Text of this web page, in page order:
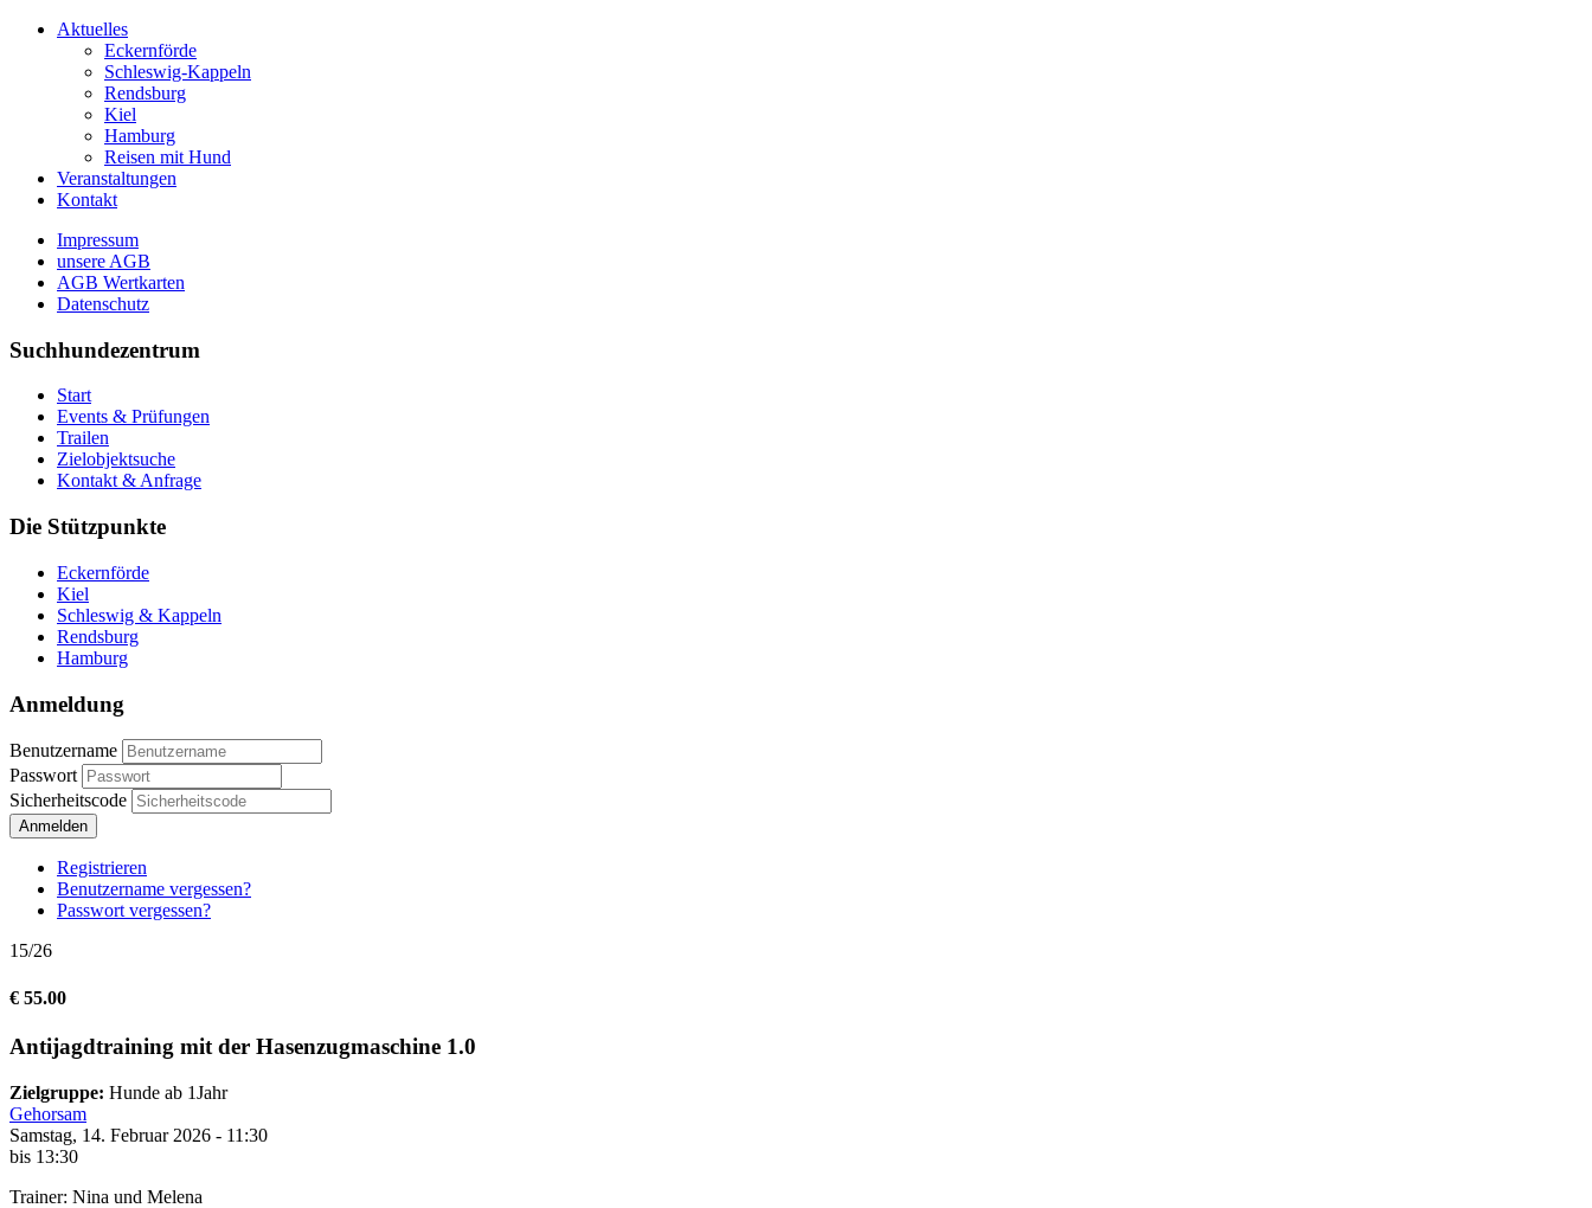
Aktuelles
Eckernförde
Schleswig-Kappeln
Rendsburg
Kiel
Hamburg
Reisen mit Hund
Veranstaltungen
Kontakt
Impressum
unsere AGB
AGB Wertkarten
Datenschutz
Suchhundezentrum
Start
Events & Prüfungen
Trailen
Zielobjektsuche
Kontakt & Anfrage
Die Stützpunkte
Eckernförde
Kiel
Schleswig & Kappeln
Rendsburg
Hamburg
Anmeldung
Benutzername
Passwort
Sicherheitscode
Anmelden
Registrieren
Benutzername vergessen?
Passwort vergessen?
15/26
€ 55.00
Antijagdtraining mit der Hasenzugmaschine 1.0
Zielgruppe: Hunde ab 1Jahr
Gehorsam
Samstag, 14. Februar 2026 - 11:30
bis 13:30
Trainer: Nina und Melena